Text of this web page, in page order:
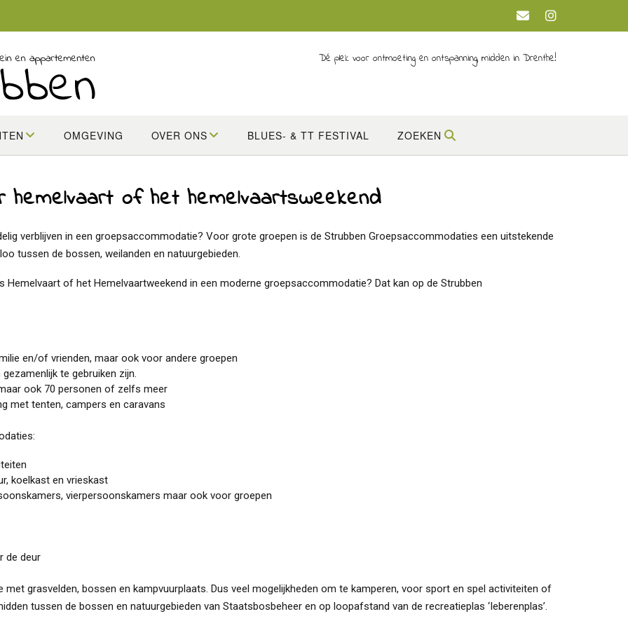
Dé plek voor ontmoeting en ontspanning, midden in Drenthe!
OMGEVING OVER ONS BLUES- & TT FESTIVAL ZOEKEN
hemelvaart of het hemelvaartsweekend
verblijven in een groepsaccommodatie? Voor grote groepen is de Strubben Groepsaccommodaties een uitstekende
tussen de bossen, weilanden en natuurgebieden.
Hemelvaart of het Hemelvaartweekend in een moderne groepsaccommodatie? Dat kan op de Strubben
en/of vrienden, maar ook voor andere groepen
te gebruiken zijn.
ook 70 personen of zelfs meer
met tenten, campers en caravans
koelkast en vrieskast
vierpersoonskamers maar ook voor groepen
de deur
met grasvelden, bossen en kampvuurplaats. Dus veel mogelijkheden om te kamperen, voor sport en spel activiteiten of
tussen de bossen en natuurgebieden van Staatsbosbeheer en op loopafstand van de recreatieplas ‘Ieberenplas’.